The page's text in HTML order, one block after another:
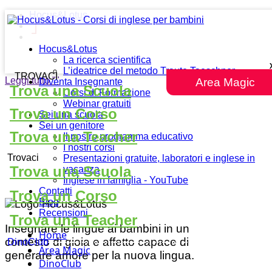
Hocus&Lotus
La ricerca scientifica
L’ideatrice del metodo Traute Taeschner
Diventa Insegnante
Corsi di Formazione
Webinar gratuiti
Sei una scuola
Sei un genitore
Il nostro programma educativo
I nostri corsi
Presentazioni gratuite, laboratori e inglese in
vacanza
Inglese in famiglia - YouTube
Contatti
Blog
Recensioni
Home
Area Magic
DinoClub
Area Magic
TROVACI
Trova una Scuola
Trova un Corso
Trova una Teacher
Trovaci
Trova una Scuola
Trova un Corso
Trova una Teacher
DinoClub
Hocus&Lotus
Leggi tutto""
Insegnare le lingue ai bambini in un
contesto di gioia e affetto capace di
generare amore per la nuova lingua.